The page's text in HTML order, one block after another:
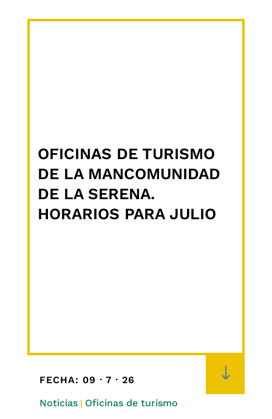
OFICINAS DE TURISMO
DE LA MANCOMUNIDAD
DE LA SERENA.
HORARIOS PARA JULIO
"
FECHA: 09 · 7 · 26
Noticias| Oficinas de turismo